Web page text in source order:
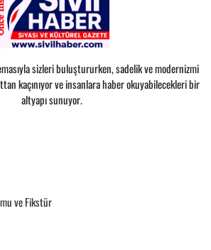
sizleri buluştururken, sadelik ve modernizmi
kaçınıyor ve insanlara haber okuyabilecekleri bir
altyapı sunuyor.
ve Fikstür